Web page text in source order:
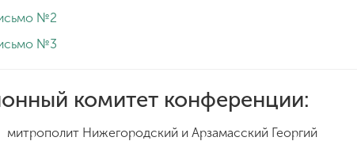
№2
№3
комитет конференции:
митрополит Нижегородский и Арзамасский Георгий